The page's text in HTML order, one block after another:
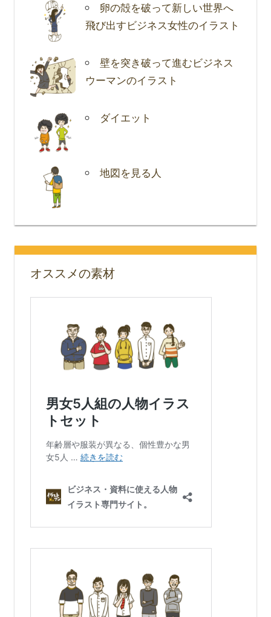
卵の殻を破って新しい世界へ
飛び出すビジネス女性のイラスト
壁を突き破って進むビジネス
ウーマンのイラスト
ダイエット
地図を見る人
オススメの素材